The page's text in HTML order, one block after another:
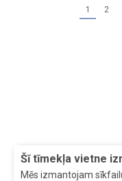
Šī tīmekļa vietne
Mēs izmantojam
1 2